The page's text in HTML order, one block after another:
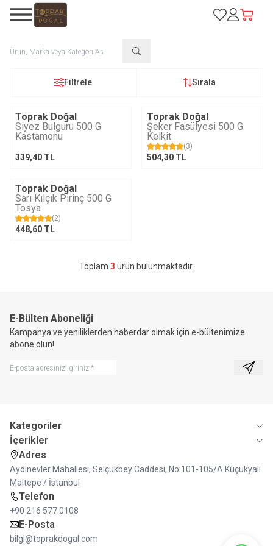
Favorilerim
Hesabım
Sepetim
Filtrele Sırala
Toprak Doğal
Siyez Bulguru 500 G
Kastamonu
339,40 TL
Toprak Doğal
Şeker Fasülyesi 500 G
Kelkit
(3)
504,30 TL
Toprak Doğal
Sarı Kılçık Pirinç 500 G
Tosya
(2)
448,60 TL
Toplam 3 ürün bulunmaktadır.
E-Bülten Aboneliği
Kampanya ve yeniliklerden haberdar olmak için e-bültenimize
abone olun!
Kayıt
Kategoriler
İçerikler
Adres
Aydınevler Mahallesi, Selçukbey Caddesi, No:101-105/A Küçükyalı
Maltepe / İstanbul
Telefon
+90 216 577 0108
E-Posta
bilgi@toprakdogal.com